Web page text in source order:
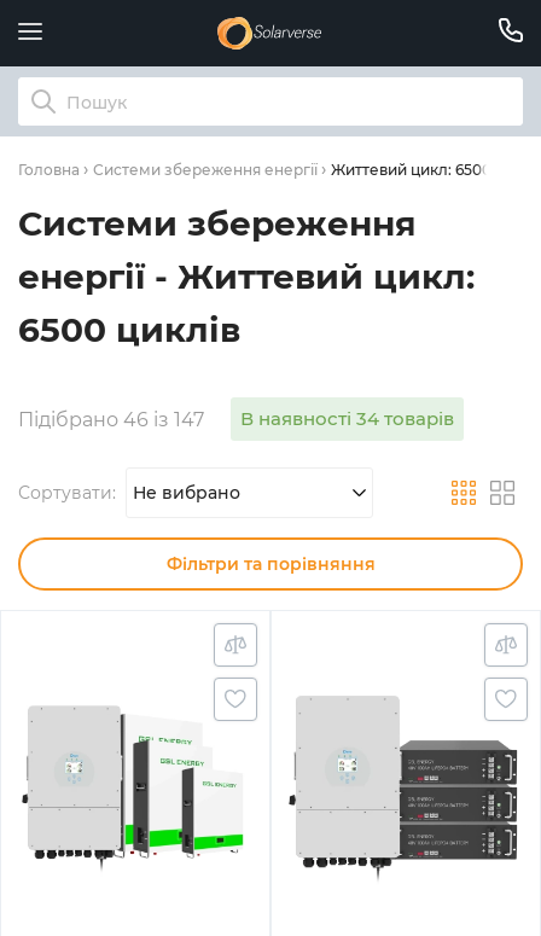
Головна Системи збереження енергії Життевий цикл: 6500
Системи збереження
енергії - Життевий цикл:
6500 циклів
Підібрано 46 із 147 В наявності 34 товарів
Сортувати: Не вибрано
Фільтри та порівняння